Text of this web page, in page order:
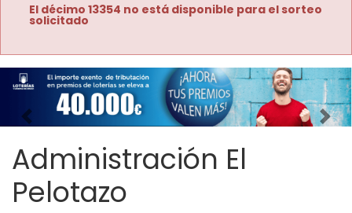
El décimo 13354 no está disponible para el sorteo
solicitado
Imagen anterior
Administración El
Pelotazo